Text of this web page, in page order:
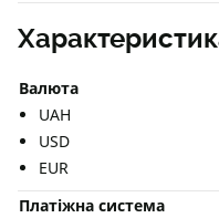
Валюта
UAH
USD
EUR
Платіжна система